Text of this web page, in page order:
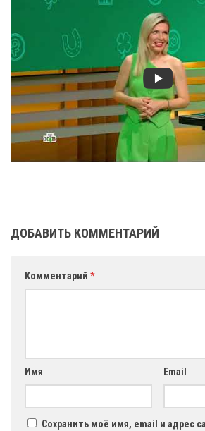
ДОБАВИТЬ КОММЕНТАРИЙ
Комментарий *
Имя Email
Сохранить моё имя, email и адрес